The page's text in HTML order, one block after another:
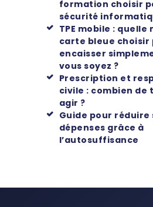
formation choisir
sécurité
TPE mobile : quelle
carte bleue choisir
encaisser
vous soyez ?
Prescription et
civile : combien de
agir ?
Guide pour réduire
dépenses grâce à
l’autosuffisance